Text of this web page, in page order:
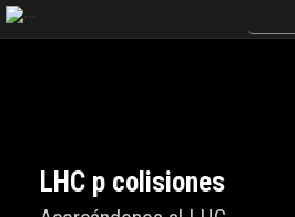
LHC p colisiones